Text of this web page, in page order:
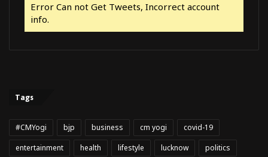
Error Can not Get Tweets, Incorrect account
info.
Tags
#CMYogi bjp business cm yogi
covid-19
entertainment
health lifestyle lucknow politics